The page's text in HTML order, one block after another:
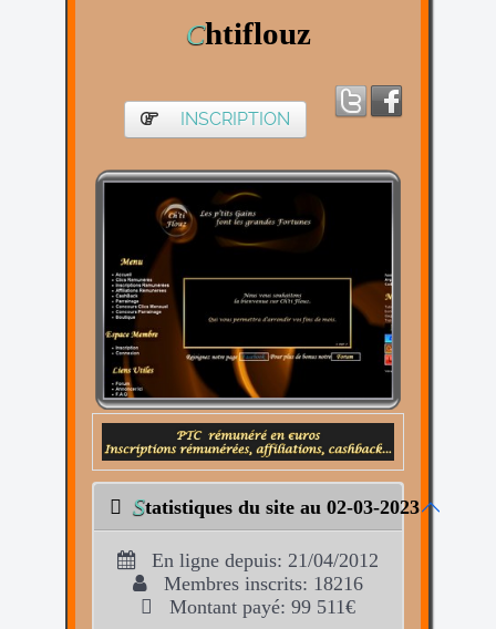
Chtiflouz
INSCRIPTION
Statistiques du site au 02-03-2023
En ligne depuis: 21/04/2012
Membres inscrits: 18216
Montant payé: 99 511€